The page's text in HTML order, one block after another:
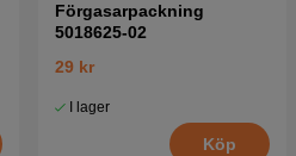
Förgasarpackning
5018625-02
29 kr
I lager
Köp